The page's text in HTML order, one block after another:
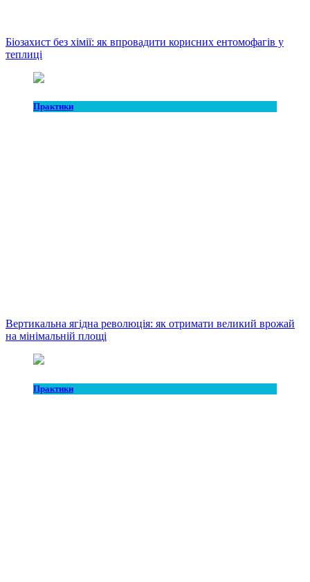
Біозахист без хімії: як впровадити корисних ентомофагів у
теплиці
Практики
Вертикальна ягідна революція: як отримати великий врожай
на мінімальній площі
Практики